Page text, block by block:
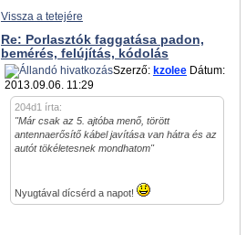
Vissza a tetejére
Re: Porlasztók faggatása padon,
bemérés, felújítás, kódolás
Szerző: kzoleeDátum:
2013.09.06. 11:29
204d1 írta:
"Már csak az 5. ajtóba menő, törött
antennaerősítő kábel javítása van hátra és az
autót tökéletesnek mondhatom"
Nyugtával dícsérd a napot!